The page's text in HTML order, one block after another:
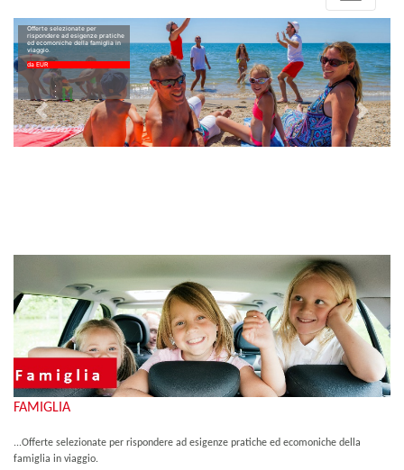
Offerte selezionate per
rispondere ad esigenze pratiche
ed ecomoniche della famiglia in
viaggio.
da EUR
Previous Next
FAMIGLIA
...Offerte selezionate per rispondere ad esigenze pratiche ed ecomoniche della
famiglia in viaggio.